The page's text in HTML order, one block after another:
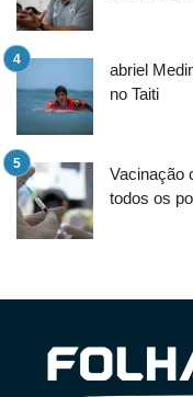
abriel
no Taiti
Vacinação
todos os